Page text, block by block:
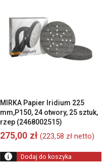
MIRKA Papier Iridium 225
mm,P150, 24 otwory, 25 sztuk,
rzep (2468002515)
275,00 zł (223,58 zł netto)
Dodaj do koszyka